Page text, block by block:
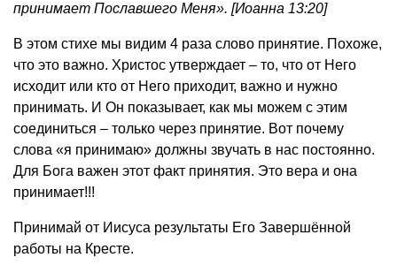
принимает Пославшего Меня». [Иоанна 13:20]
В этом стихе мы видим 4 раза слово принятие. Похоже,
что это важно. Христос утверждает – то, что от Него
исходит или кто от Него приходит, важно и нужно
принимать. И Он показывает, как мы можем с этим
соединиться – только через принятие. Вот почему
слова «я принимаю» должны звучать в нас постоянно.
Для Бога важен этот факт принятия. Это вера и она
принимает!!!
Принимай от Иисуса результаты Его Завершённой
работы на Кресте.